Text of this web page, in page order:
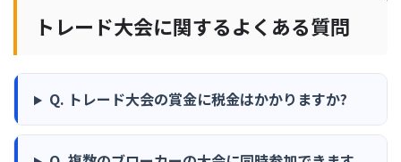
トレード大会に関するよくある質問
Q. トレード大会の賞金に税金はかかりますか?